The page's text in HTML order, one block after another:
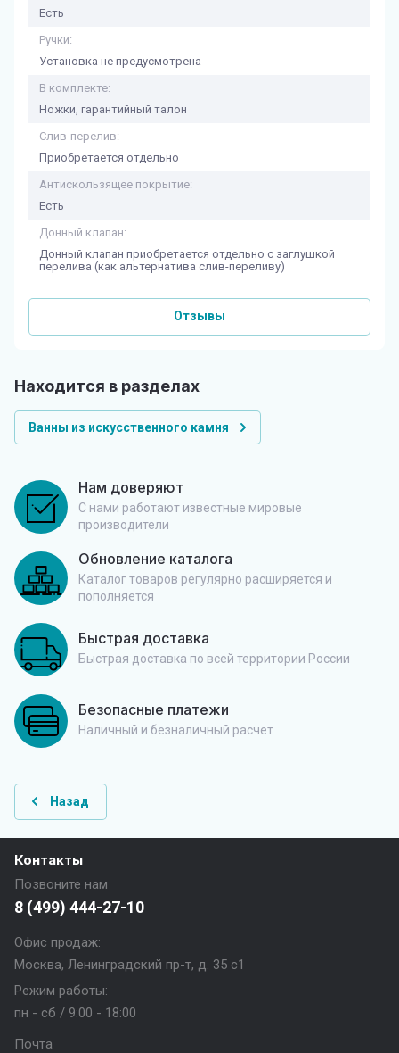
Есть
Ручки:
Установка не предусмотрена
В комплекте:
Ножки, гарантийный талон
Слив-перелив:
Приобретается отдельно
Антискользящее покрытие:
Есть
Донный клапан:
Донный клапан приобретается отдельно с заглушкой
перелива (как альтернатива слив-переливу)
Отзывы
Находится в разделах
Ванны из искусственного камня
Нам доверяют
С нами работают известные мировые
производители
Обновление каталога
Каталог товаров регулярно расширяется и
пополняется
Быстрая доставка
Быстрая доставка по всей территории России
Безопасные платежи
Наличный и безналичный расчет
Назад
Контакты
Позвоните нам
8 (499) 444-27-10
Офис продаж:
Москва, Ленинградский пр-т, д. 35 с1
Режим работы:
пн - сб / 9:00 - 18:00
Почта